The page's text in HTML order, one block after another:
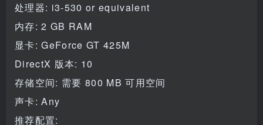
处理器: i3-530 or equivalent
内存: 2 GB RAM
显卡: GeForce GT 425M
DirectX 版本: 10
存储空间: 需要 800 MB 可用空间
声卡: Any
推荐配置: